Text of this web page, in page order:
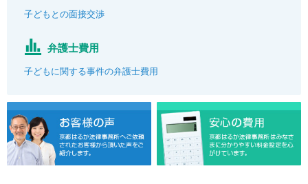
子どもとの面接交渉
弁護士費用
子どもに関する事件の弁護士費用